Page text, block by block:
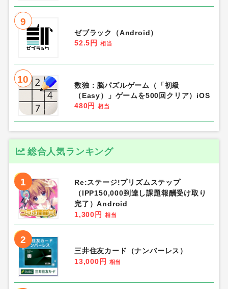
9
ゼブラック（Android）
52.5円
相当
10
数独：脳パズルゲーム（「初級
（Easy）」ゲームを500回クリア）iOS
480円
相当
総合人気ランキング
1
Re:ステージ!プリズムステップ
（IPP150,000到達し課題報酬受け取り
完了）Android
1,300円
相当
2
三井住友カード（ナンバーレス）
13,000円
相当